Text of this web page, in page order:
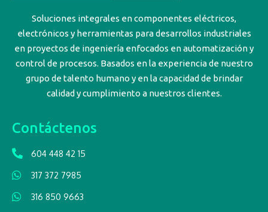
Soluciones integrales en componentes eléctricos,
electrónicos y herramientas para desarrollos industriales
en proyectos de ingeniería enfocados en automatización y
control de procesos. Basados en la experiencia de nuestro
grupo de talento humano y en la capacidad de brindar
calidad y cumplimiento a nuestros clientes.
Contáctenos
604 448 42 15
317 372 7985
316 850 9663